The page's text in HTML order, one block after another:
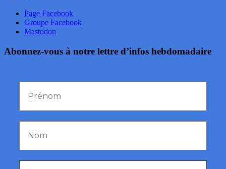
Page Facebook
Groupe Facebook
Mastodon
Abonnez-vous à notre lettre d’infos hebdomadaire